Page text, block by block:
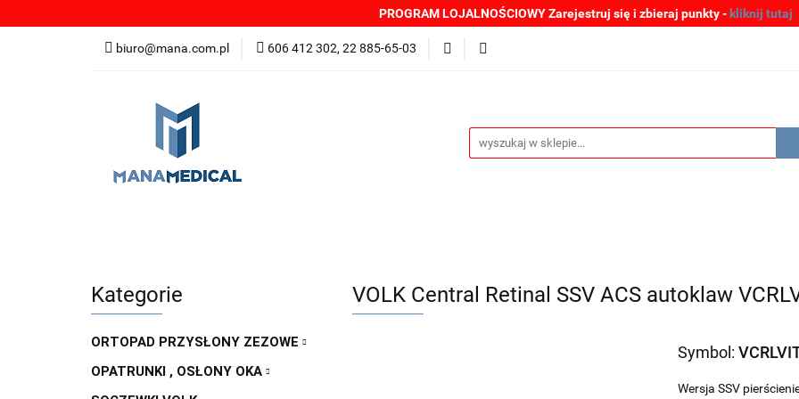
PROGRAM LOJALNOŚCIOWY Zarejestruj się i zbieraj punkty -kliknij tutaj
biuro@mana.com.pl 606 412 302, 22 885-65-03
NOWOŚCI PROMOCJE BESTSELLERY WYPRZEDAŻE PLIKI DO
Kategorie
ORTOPAD PRZYSŁONY ZEZOWE
OPATRUNKI , OSŁONY OKA
VOLK Central Retinal SSV ACS autoklaw
Symbol:
Wersja SSV